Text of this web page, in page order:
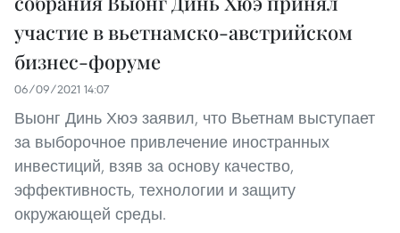
участие в вьетнамско-австрийском
бизнес-форуме
06/09/2021 14:07
Выонг Динь Хюэ заявил, что Вьетнам выступает
за выборочное привлечение иностранных
инвестиций, взяв за основу качество,
эффективность, технологии и защиту
окружающей среды.